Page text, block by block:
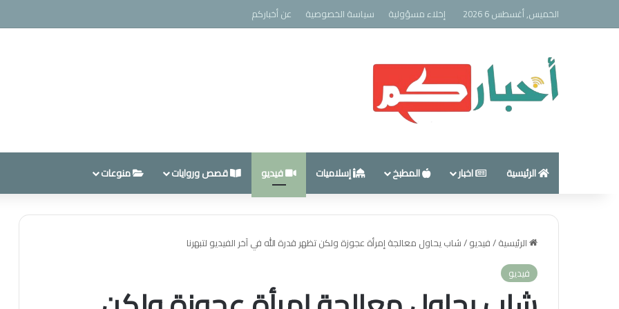
الخميس, أغسطس 6 2026 إخلاء مسؤولية سياسة الخصوصية عن أخباركم
الرئيسية اخبار المطبخ إسلاميات فيديو قصص وروايات منوعات
الرئيسية/فيديو/شاب يحاول معالجة إمرأة عجوزة ولكن تظهر قدرة الله في آخر الفيديو لتبهرنا
فيديو